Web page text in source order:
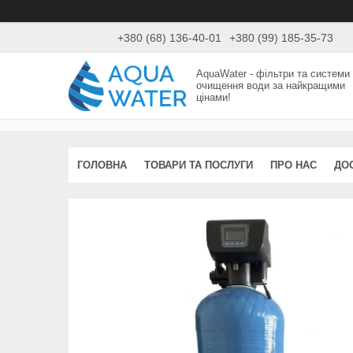
+380 (68) 136-40-01 +380 (99) 185-35-73
AquaWater - фільтри та системи
очищення води за найкращими
цінами!
ГОЛОВНА ТОВАРИ ТА ПОСЛУГИ ПРО НАС